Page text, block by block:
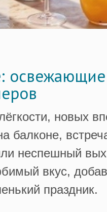
новых
балконе,
неспешный
вкус,
праздник.